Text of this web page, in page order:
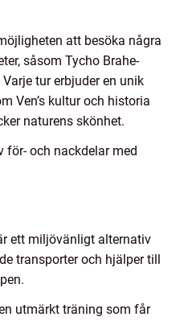
att besöka några
såsom Tycho Brahe-
Varje tur erbjuder en unik
Ven’s kultur och historia
naturens skönhet.
för- och nackdelar med
ett miljövänligt alternativ
transporter och hjälper till
utmärkt träning som får